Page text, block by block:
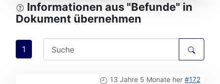
Informationen aus "Befunde" in
Dokument übernehmen
1
13 Jahre 5 Monate her #172